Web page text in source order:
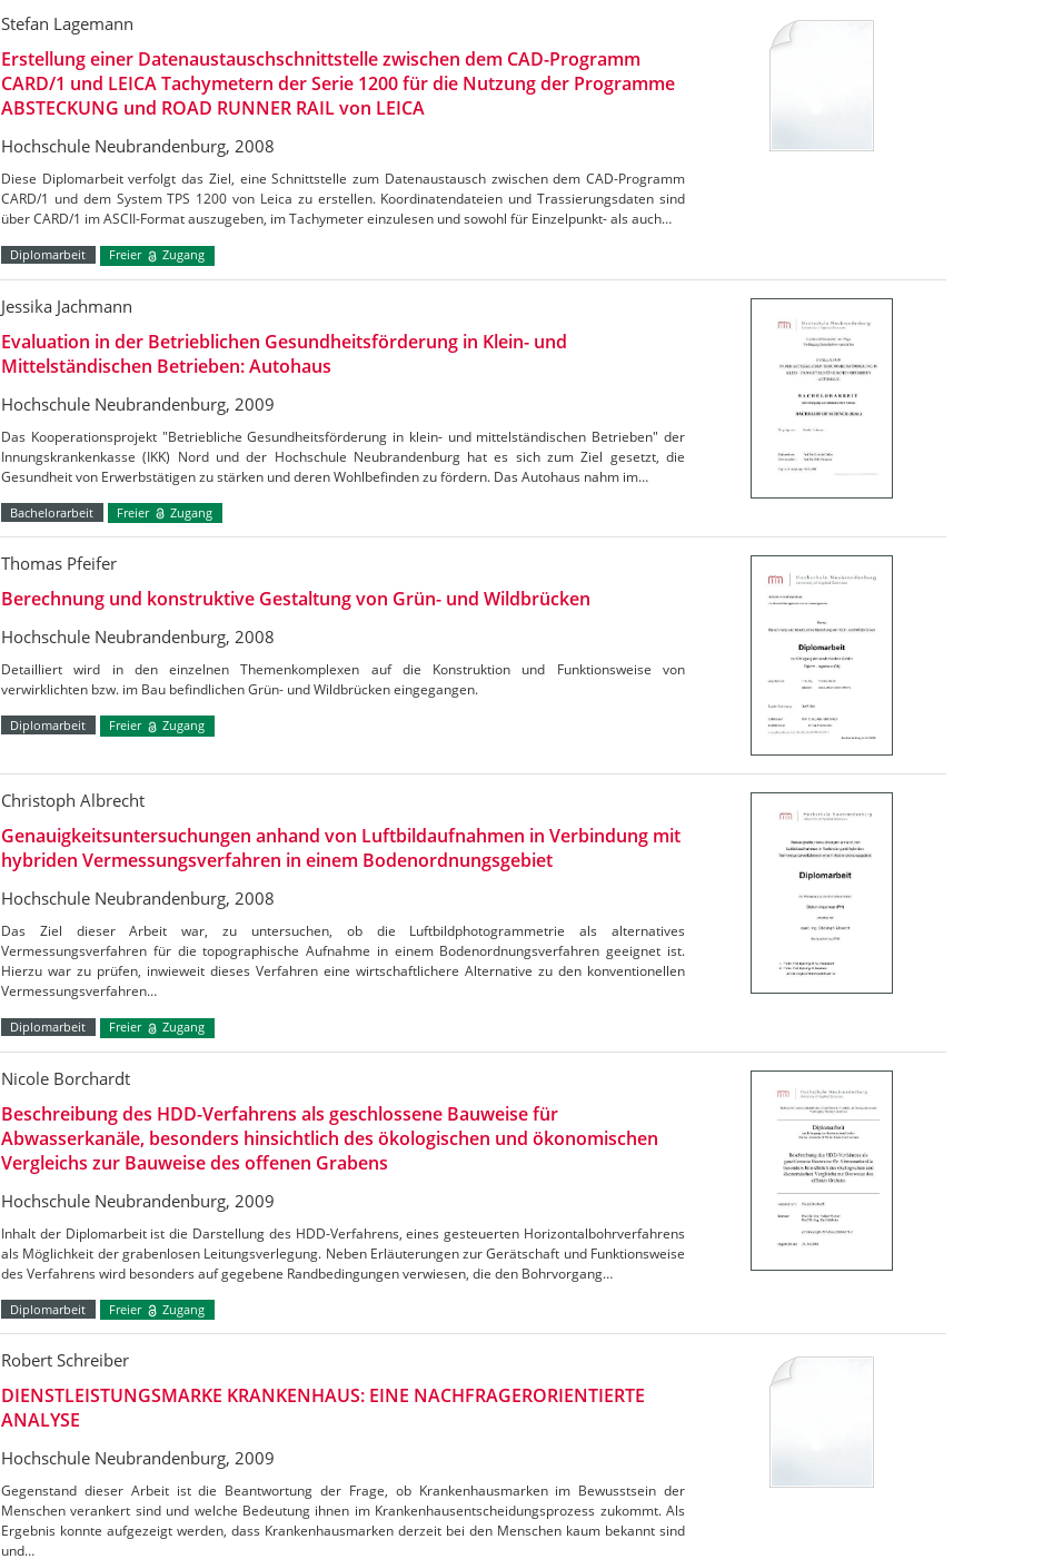
Stefan Lagemann
Erstellung einer Datenaustauschschnittstelle zwischen dem CAD-Programm
CARD/1 und LEICA Tachymetern der Serie 1200 für die Nutzung der Programme
ABSTECKUNG und ROAD RUNNER RAIL von LEICA
Hochschule Neubrandenburg, 2008
Diese Diplomarbeit verfolgt das Ziel, eine Schnittstelle zum Datenaustausch zwischen dem CAD-Programm
CARD/1 und dem System TPS 1200 von Leica zu erstellen. Koordinatendateien und Trassierungsdaten sind
über CARD/1 im ASCII-Format auszugeben, im Tachymeter einzulesen und sowohl für Einzelpunkt- als auch…
Diplomarbeit Freier Zugang
Jessika Jachmann
Evaluation in der Betrieblichen Gesundheitsförderung in Klein- und
Mittelständischen Betrieben: Autohaus
Hochschule Neubrandenburg, 2009
Das Kooperationsprojekt "Betriebliche Gesundheitsförderung in klein- und mittelständischen Betrieben" der
Innungskrankenkasse (IKK) Nord und der Hochschule Neubrandenburg hat es sich zum Ziel gesetzt, die
Gesundheit von Erwerbstätigen zu stärken und deren Wohlbefinden zu fördern. Das Autohaus nahm im…
Bachelorarbeit Freier Zugang
Thomas Pfeifer
Berechnung und konstruktive Gestaltung von Grün- und Wildbrücken
Hochschule Neubrandenburg, 2008
Detailliert wird in den einzelnen Themenkomplexen auf die Konstruktion und Funktionsweise von
verwirklichten bzw. im Bau befindlichen Grün- und Wildbrücken eingegangen.
Diplomarbeit Freier Zugang
Christoph Albrecht
Genauigkeitsuntersuchungen anhand von Luftbildaufnahmen in Verbindung mit
hybriden Vermessungsverfahren in einem Bodenordnungsgebiet
Hochschule Neubrandenburg, 2008
Das Ziel dieser Arbeit war, zu untersuchen, ob die Luftbildphotogrammetrie als alternatives
Vermessungsverfahren für die topographische Aufnahme in einem Bodenordnungsverfahren geeignet ist.
Hierzu war zu prüfen, inwieweit dieses Verfahren eine wirtschaftlichere Alternative zu den konventionellen
Vermessungsverfahren…
Diplomarbeit Freier Zugang
Nicole Borchardt
Beschreibung des HDD-Verfahrens als geschlossene Bauweise für
Abwasserkanäle, besonders hinsichtlich des ökologischen und ökonomischen
Vergleichs zur Bauweise des offenen Grabens
Hochschule Neubrandenburg, 2009
Inhalt der Diplomarbeit ist die Darstellung des HDD-Verfahrens, eines gesteuerten Horizontalbohrverfahrens
als Möglichkeit der grabenlosen Leitungsverlegung. Neben Erläuterungen zur Gerätschaft und Funktionsweise
des Verfahrens wird besonders auf gegebene Randbedingungen verwiesen, die den Bohrvorgang…
Diplomarbeit Freier Zugang
Robert Schreiber
DIENSTLEISTUNGSMARKE KRANKENHAUS: EINE NACHFRAGERORIENTIERTE
ANALYSE
Hochschule Neubrandenburg, 2009
Gegenstand dieser Arbeit ist die Beantwortung der Frage, ob Krankenhausmarken im Bewusstsein der
Menschen verankert sind und welche Bedeutung ihnen im Krankenhausentscheidungsprozess zukommt. Als
Ergebnis konnte aufgezeigt werden, dass Krankenhausmarken derzeit bei den Menschen kaum bekannt sind
und…